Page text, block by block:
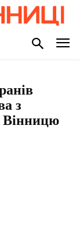
з
Вінницю